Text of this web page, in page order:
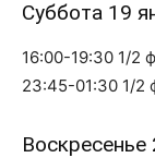
Суббота 19
16:00-19:30 1/2
23:45-01:30 1/2
Воскресенье